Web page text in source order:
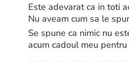
Este adevarat ca in toti
Nu aveam cum sa le
Se spune ca nimic nu
acum cadoul meu pentru